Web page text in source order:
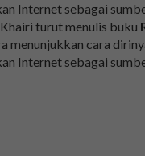
Internet sebagai
turut menulis buku
menunjukkan cara
Internet sebagai